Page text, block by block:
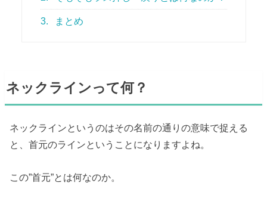
3. まとめ
ネックラインって何？
ネックラインというのはその名前の通りの意味で捉える
と、首元のラインということになりますよね。
この”首元”とは何なのか。